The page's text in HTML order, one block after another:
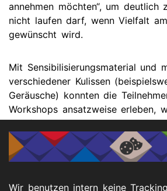
annehmen möchten“, um deutlich
nicht laufen darf, wenn Vielfalt
gewünscht wird.
Mit Sensibilisierungsmaterial und
verschiedener Kulissen
Geräusche) konnten die
Workshops ansatzweise erleben,
Empfinden von Menschen mit
kann, vor allem bei
von der Charta der Vielfalt e.V.
Wir benutzen intern keine